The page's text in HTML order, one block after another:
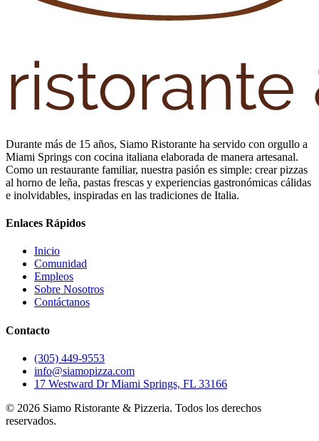
Durante más de 15 años, Siamo Ristorante ha servido con orgullo a
Miami Springs con cocina italiana elaborada de manera artesanal.
Como un restaurante familiar, nuestra pasión es simple: crear pizzas
al horno de leña, pastas frescas y experiencias gastronómicas cálidas
e inolvidables, inspiradas en las tradiciones de Italia.
Enlaces Rápidos
Inicio
Comunidad
Empleos
Sobre Nosotros
Contáctanos
Contacto
(305) 449-9553
info@siamopizza.com
17 Westward Dr Miami Springs, FL 33166
© 2026 Siamo Ristorante & Pizzeria. Todos los derechos
reservados.